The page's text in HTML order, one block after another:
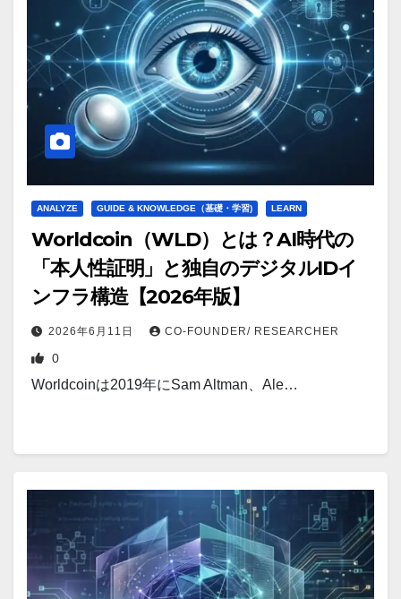
ANALYZE GUIDE & KNOWLEDGE（基礎・学習) LEARN
Worldcoin（WLD）とは？AI時代の
「本人性証明」と独自のデジタルIDイ
ンフラ構造【2026年版】
2026年6月11日 CO-FOUNDER/ RESEARCHER
0
Worldcoinは2019年にSam Altman、Ale…